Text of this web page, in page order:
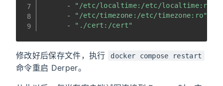
-
"/etc/localtime:/etc/localtime:ro"
-
"/etc/timezone:/etc/timezone:ro"
-
"./cert:/cert"
修改好后保存文件，执行 docker compose restart
命令重启 Derper。